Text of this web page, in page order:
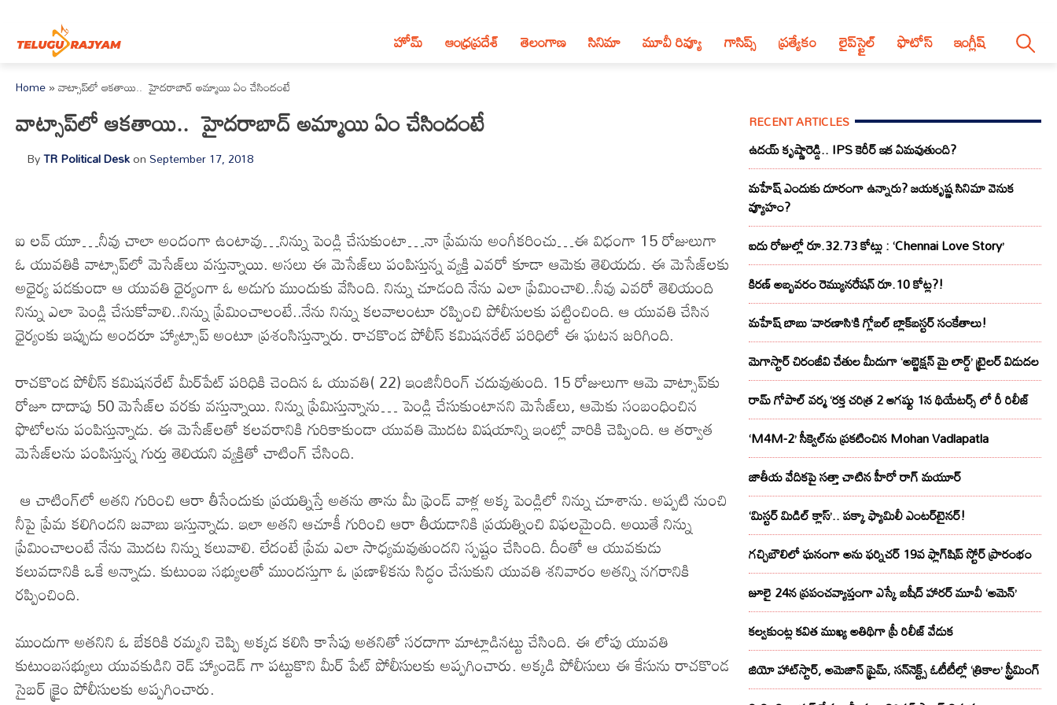
హోమ్ ఆంధ్ర‌ప్ర‌దేశ్‌ తెలంగాణ‌ సినిమా మూవీ రివ్యూ గాసిప్స్ ప్రత్యేకం లైప్‌స్టైల్‌ ఫొటోస్ ఇంగ్లీష్
Home»వాట్సాప్‌లో ఆకతాయి.. హైదరాబాద్ అమ్మాయి ఏం చేసిందంటే
వాట్సాప్‌లో ఆకతాయి.. హైదరాబాద్ అమ్మాయి ఏం చేసిందంటే
ByTR Political DeskonSeptember 17, 2018
ఐ లవ్ యూ…నీవు చాలా అందంగా ఉంటావు…నిన్ను పెండ్లి చేసుకుంటా…నా ప్రేమను అంగీకరించు…ఈ విధంగా 15 రోజులుగా
ఓ యువతికి వాట్సాప్‌లో మెసేజ్‌లు వస్తున్నాయి. అసలు ఈ మెసేజ్‌లు పంపిస్తున్న వ్యక్తి ఎవరో కూడా ఆమెకు తెలియదు. ఈ మెసేజ్‌లకు
అధైర్య పడకుండా ఆ యువతి ధైర్యంగా ఓ అడుగు ముందుకు వేసింది. నిన్ను చూడంది నేను ఎలా ప్రేమించాలి..నీవు ఎవరో తెలియంది
నిన్ను ఎలా పెండ్లి చేసుకోవాలి..నిన్ను ప్రేమించాలంటే..నేను నిన్ను కలవాలంటూ రప్పించి పోలీసులకు పట్టించింది. ఆ యువతి చేసిన
ధైర్యంకు ఇప్పుడు అందరూ హ్యాట్సాప్ అంటూ ప్రశంసిస్తున్నారు. రాచకొండ పోలీస్ కమిషనరేట్ పరిధిలో ఈ ఘటన జరిగింది.
రాచకొండ పోలీస్ కమిషనరేట్ మీర్‌పేట్ పరిధికి చెందిన ఓ యువతి( 22) ఇంజినీరింగ్ చదువుతుంది. 15 రోజులుగా ఆమె వాట్సాప్‌కు
రోజూ దాదాపు 50 మెసేజ్‌ల వరకు వస్తున్నాయి. నిన్ను ప్రేమిస్తున్నాను… పెండ్లి చేసుకుంటానని మెసేజ్‌లు, ఆమెకు సంబంధించిన
ఫొటోలను పంపిస్తున్నాడు. ఈ మెసేజ్‌లతో కలవరానికి గురికాకుండా యువతి మొదట విషయాన్ని ఇంట్లో వారికి చెప్పింది. ఆ తర్వాత
మెసేజ్‌లను పంపిస్తున్న గుర్తు తెలియని వ్యక్తితో చాటింగ్ చేసింది.
ఆ చాటింగ్‌లో అతని గురించి ఆరా తీసేందుకు ప్రయత్నిస్తే అతను తాను మీ ఫ్రెండ్ వాళ్ల అక్క పెండ్లిలో నిన్ను చూశాను. అప్పటి నుంచి
నీపై ప్రేమ కలిగిందని జవాబు ఇస్తున్నాడు. ఇలా అతని ఆచూకీ గురించి ఆరా తీయడానికి ప్రయత్నించి విఫలమైంది. అయితే నిన్ను
ప్రేమించాలంటే నేను మొదట నిన్ను కలువాలి. లేదంటే ప్రేమ ఎలా సాధ్యమవుతుందని స్పష్టం చేసింది. దీంతో ఆ యువకుడు
కలువడానికి ఒకే అన్నాడు. కుటుంబ సభ్యులతో ముందస్తుగా ఓ ప్రణాళికను సిద్ధం చేసుకుని యువతి శనివారం అతన్ని నగరానికి
రప్పించింది.
ముందుగా అతనిని ఓ బేకరికి రమ్మని చెప్పి అక్కడ కలిసి కాసేపు అతనితో సరదాగా మాట్లాడినట్టు చేసింది. ఈ లోపు యువతి
కుటుంబసభ్యులు యువకుడిని రెడ్ హ్యాండెడ్ గా పట్టుకొని మీర్ పేట్ పోలీసులకు అప్పగించారు. అక్కడి పోలీసులు ఈ కేసును రాచకొండ
సైబర్ క్రైం పోలీసులకు అప్పగించారు.
RECENT ARTICLES
ఉదయ్ కృష్ణారెడ్డి.. IPS కెరీర్ ఇక ఏమవుతుంది?
మహేష్ ఎందుకు దూరంగా ఉన్నారు? జయకృష్ణ సినిమా వెనుక
వ్యూహం?
ఐదు రోజుల్లో రూ.32.73 కోట్లు : ‘Chennai Love Story’
కిరణ్ అబ్బవరం రెమ్యునరేషన్ రూ.10 కోట్ల?!
మహేష్ బాబు ‘వారణాసి’కి గ్లోబల్ బ్లాక్‌బస్టర్ సంకేతాలు!
మెగాస్టార్ చిరంజీవి చేతుల మీదుగా ‘అబ్జెక్ష‌న్ మై లార్డ్‌’ ట్రైల‌ర్ విడుద‌ల
రామ్ గోపాల్ వర్మ ‘రక్త చరిత్ర 2 ఆగష్టు 1న థియేటర్స్ లో రీ రిలీజ్
‘M4M-2’ సీక్వెల్‌ను ప్రకటించిన Mohan Vadlapatla
జాతీయ వేదికపై సత్తా చాటిన హీరో రాగ్ మయూర్‌
‘మిస్టర్ మిడిల్ క్లాస్’.. పక్కా ఫ్యామిలీ ఎంటర్‌టైనర్!
గచ్చిబౌలిలో ఘనంగా అను ఫర్నిచర్ 19వ ఫ్లాగ్‌షిప్ స్టోర్ ప్రారంభం
జూలై 24న ప్రపంచవ్యాప్తంగా ఎస్కే బషీద్‌ హారర్ మూవీ ‘అమెన్’
కల్వకుంట్ల కవిత ముఖ్య అతిథిగా ప్రీ రిలీజ్ వేడుక
జియో హాట్‌స్టార్, అమెజాన్ ప్రైమ్, సన్‌నెక్ట్స్ ఓటీటీల్లో ‘త్రికాల’ స్ట్రీమింగ్